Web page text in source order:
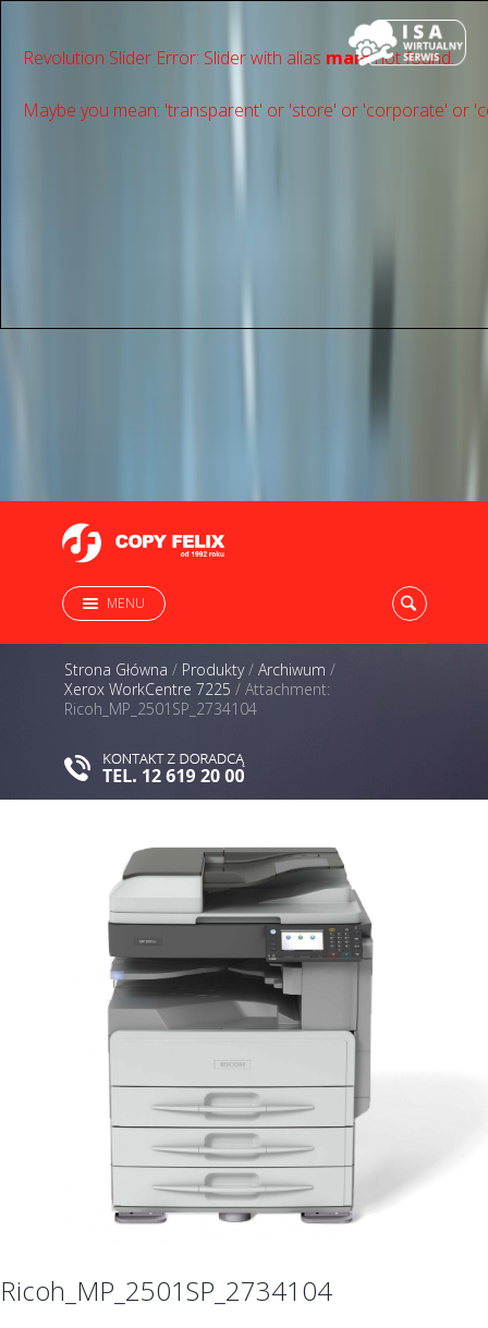
Revolution Slider Error: Slider with alias mainnot found.
Maybe you mean: 'transparent' or 'store' or 'сorporate' or
MENU
Strona Główna / Produkty/ Archiwum /
Xerox WorkCentre 7225 / Attachment:
Ricoh_MP_2501SP_2734104
Ricoh_MP_2501SP_2734104